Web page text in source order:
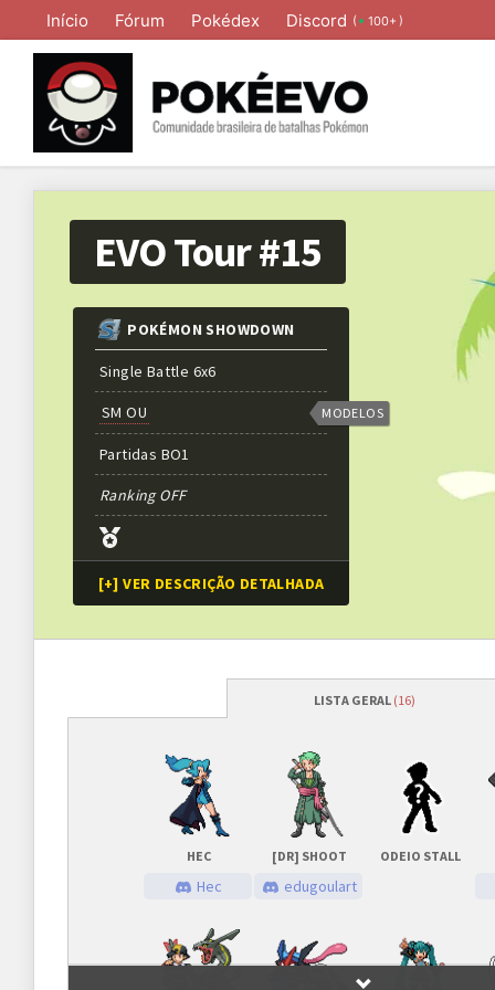
Início Fórum Pokédex Discord ( 100+ )
EVO Tour #15
POKÉMON SHOWDOWN
Single Battle 6x6
SM OU
Partidas BO1
Ranking OFF
[+] VER DESCRIÇÃO DETALHADA
MODELOS
Programação
Abertura das inscrições 11/07/2020
Sorteio das chaves 11/07/2020
Inscrições
LISTA GERAL (16)
HEC
Hec
[DR] SHOOT
edugoulart
ODEIO STALL